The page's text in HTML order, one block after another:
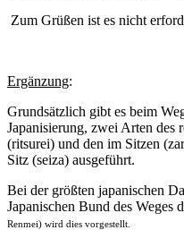
Zum Grüßen ist es nicht
Ergänzung:
Grundsätzlich gibt es beim
Japanisierung, zwei Arten des
(ritsurei) und den im Sitzen
Sitz (seiza) ausgeführt.
Bei der größten japanischen
Japanischen Bund des Weges
Renmei) wird dies vorgestellt.